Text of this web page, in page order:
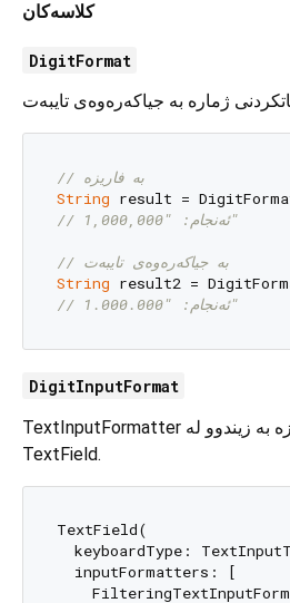
کلاسەکان
DigitFormat
// بە فاریزە
String result =
// ئەنجام: "1,000,000"
// بە جیاکەرەوەی تایبەت
String result2 =
// ئەنجام: "1.000.000"
DigitInputFormat
TextInputFormatter بۆ فۆرماتکردنی فاریزە بە زیندوو لە
TextField.
TextField(
keyboardType:
  inputFormatters: [